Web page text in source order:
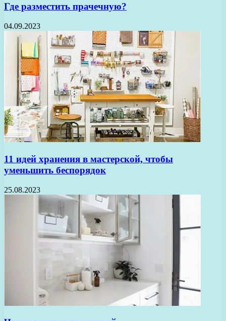
Где разместить прачечную?
04.09.2023
11 идей хранения в мастерской, чтобы
уменьшить беспорядок
25.08.2023